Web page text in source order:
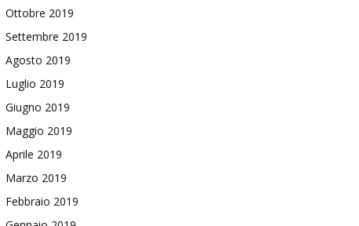
Ottobre 2019
Settembre 2019
Agosto 2019
Luglio 2019
Giugno 2019
Maggio 2019
Aprile 2019
Marzo 2019
Febbraio 2019